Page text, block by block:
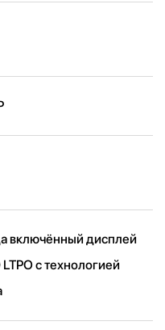
включённый дисплей
LTPO с технологией